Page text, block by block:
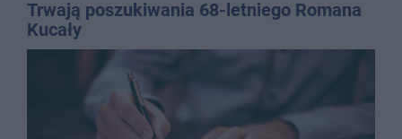
Trwają poszukiwania 68-letniego Romana
Kucały